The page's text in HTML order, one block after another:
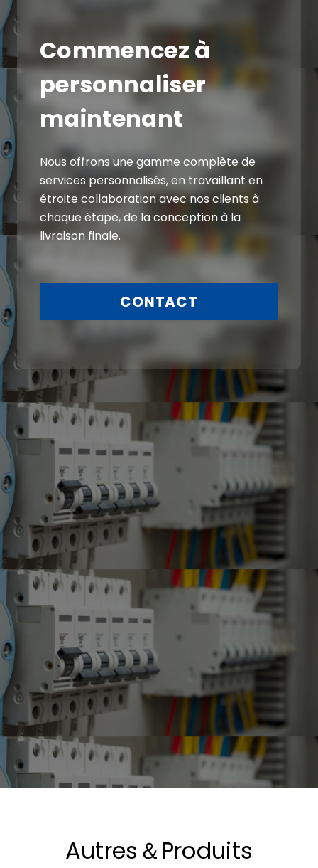
Commencez à
personnaliser
maintenant
Nous offrons une gamme complète de
services personnalisés, en travaillant en
étroite collaboration avec nos clients à
chaque étape, de la conception à la
livraison finale.
CONTACT
Autres＆Produits